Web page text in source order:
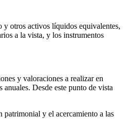
y otros activos líquidos equivalentes,
a la vista, y los instrumentos
y valoraciones a realizar en
Desde este punto de vista
patrimonial y el acercamiento a las